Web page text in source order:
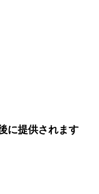
に提供されます